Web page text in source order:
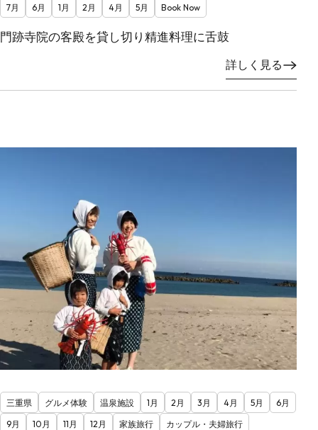
7月
6月 1月 2月 4月 5月 Book Now
門跡寺院の客殿を貸し切り精進料理に舌鼓
詳しく見る
三重県 グルメ体験 温泉施設 1月 2月 3月 4月 5月
6月
9月
10月 11月 12月 家族旅行
カップル・夫婦旅行